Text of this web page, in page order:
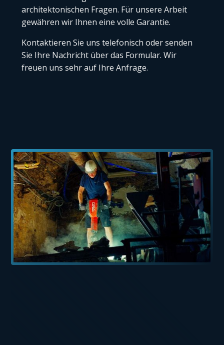
architektonischen Fragen. Für unsere Arbeit
gewähren wir Ihnen eine volle Garantie.
Kontaktieren Sie uns telefonisch oder senden
Sie Ihre Nachricht über das Formular. Wir
freuen uns sehr auf Ihre Anfrage.